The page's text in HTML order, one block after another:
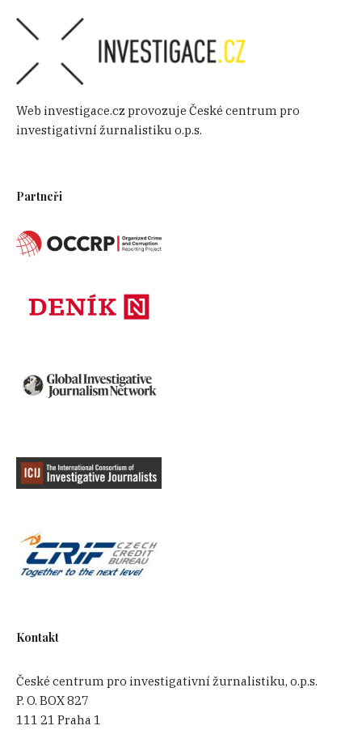
Web investigace.cz provozuje České centrum pro
investigativní žurnalistiku o.p.s.
Partneři
Kontakt
České centrum pro investigativní žurnalistiku, o.p.s.
P. O. BOX 827
111 21 Praha 1